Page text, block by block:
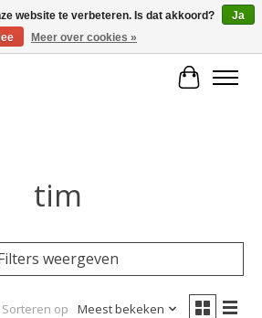
and fast shipping!
tim
weergeven
Sorteren op Meest bekeken
website te verbeteren. Is dat akkoord?
Ja
Meer over cookies »